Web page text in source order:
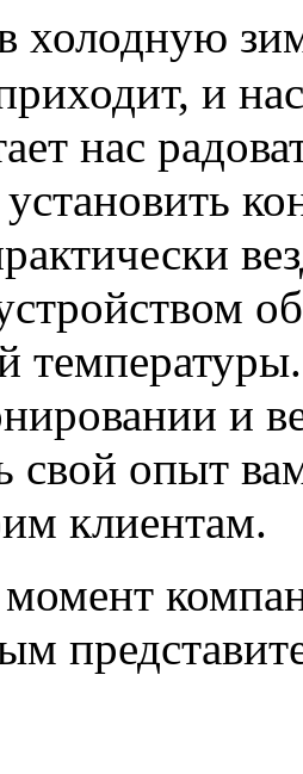
холодную
приходит, и
нас
и
свой опыт
клиентам.